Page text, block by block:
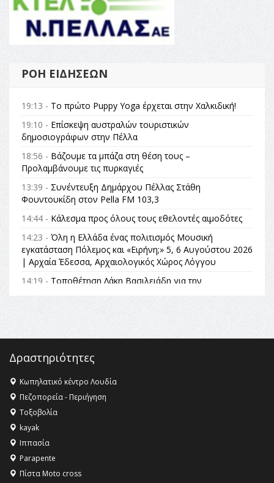
ΡΟΉ ΕΙΔΉΣΕΩΝ
19:13 - Το πρώτο Puppy Yoga έρχεται στην Χαλκιδική!
19:10 - Επίσκεψη αυστραλών τουριστικών
δημοσιογράφων στην Πέλλα
18:56 - Βάζουμε τα μπάζα στη θέση τους –
Προλαμβάνουμε τις πυρκαγιές
13:39 - Συνέντευξη Δημάρχου Πέλλας Στάθη
Φουντουκίδη στον Pella FM 103,3
14:44 - Κάλεσμα προς όλους τους εθελοντές αιμοδότες
14:23 - Όλη η Ελλάδα ένας πολιτισμός Μουσική
εγκατάσταση Πόλεμος και «Ειρήνη;» 5, 6 Αυγούστου 2026
| Αρχαία Έδεσσα, Αρχαιολογικός Χώρος Λόγγου
14:19 - Τοποθέτηση Λάκη Βασιλειάδη για την
Αναθεώρηση του Συντάγματος: «Σε τέτοιες κορυφαίες
θεσμικές διαδικασίες υπάρχει μόνο η ευθύνη απέναντι
στις επόμενες γενιές»
16:35 -Το πρόγραμμα του ΠΑΟΚ στον δεύτερο γύρο του
16:27 - Όλυμπος: Εντάχθηκε στον Κατάλογο Παγκόσμιας
Κληρονομιάς της UNESCO – Ομόφωνη η απόφαση Ο
Όλυμπος αναγνωρίστηκε ως φυσικό και πολιτιστικό
αγαθό εξέχουσας οικουμενικής αξίας για την
ανθρωπότητα
16:18 -
ΣΤΗΝ ΕΔΕΣΣΑ
Δραστηριότητες
Κωπηλατικό κέντρο Λουδία
Πεζοπορεία - Περιήγηση
Τοξοβολία
kayak
Ιππασία
Parapente
Πίστα Moto cross